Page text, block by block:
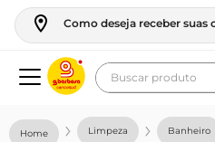
Como deseja receber suas
Buscar produto
Limpeza Banheiro